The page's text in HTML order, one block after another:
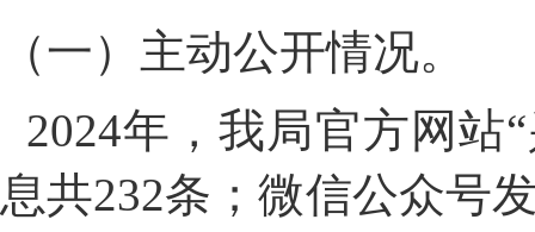
（一）主动公开情况。
2024年，我局官方网站
息共232条；微信公众号